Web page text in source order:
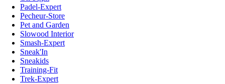
Padel-Expert
Pecheur-Store
Pet and Garden
Slowood Interior
Smash-Expert
Sneak'In
Sneakids
Training-Fit
Trek-Expert